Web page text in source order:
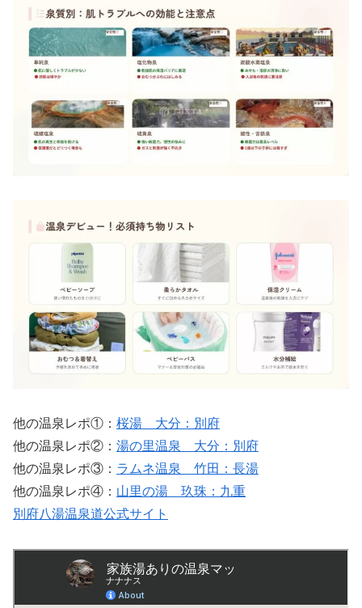
他の温泉レポ①： 桜湯＿大分：別府
他の温泉レポ②： 湯の里温泉＿大分：別府
他の温泉レポ③： ラムネ温泉 竹田：長湯
他の温泉レポ④： 山里の湯 玖珠：九重
別府八湯温泉道公式サイト